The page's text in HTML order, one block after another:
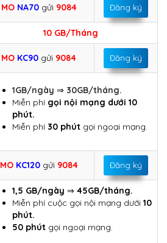
MO NA70 gửi 9084 Đăng ký
10 GB/Tháng
MO KC90 gửi 9084 Đăng ký
1GB/ngày ⇒ 30GB/tháng.
Miễn phí gọi nội mạng dưới 10
phút.
Miễn phí 30 phút gọi ngoại mạng.
MO KC120 gửi 9084 Đăng ký
1,5 GB/ngày ⇒ 45GB/tháng.
Miễn phí cuộc gọi nội mạng dưới 10
phút.
50 phút gọi ngoại mạng.